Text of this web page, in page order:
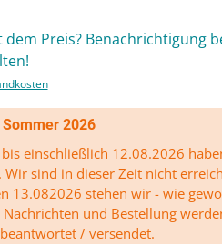
Preis? Benachrichtigung
2026
einschließlich 12.08.2026
Wir sind in dieser Zeit nicht
13.082026 stehen wir - wie
und Bestellung
/ versendet.